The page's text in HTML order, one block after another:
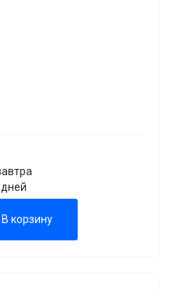
В корзину